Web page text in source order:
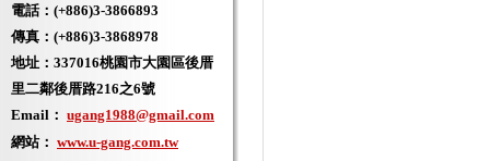
電話：(+886)3-3866893
傳真：(+886)3-3868978
地址： 337016桃園市大園區後厝
里二鄰後厝路216之6號
Email： ugang1988@gmail.com
網站： www.u-gang.com.tw